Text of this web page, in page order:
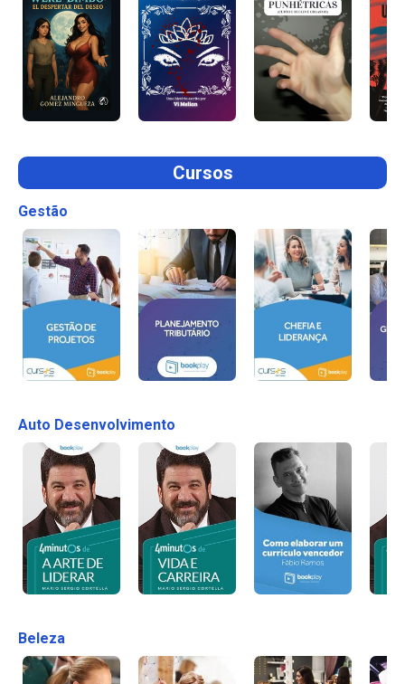
Cursos
Gestão
Auto Desenvolvimento
Beleza